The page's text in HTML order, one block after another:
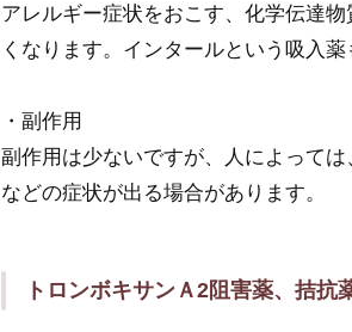
アレルギー症状をおこす、化学伝達
くなります。インタールという吸入薬
・副作用
副作用は少ないですが、人によって
などの症状が出る場合があります。
トロンボキサンＡ2阻害薬、拮抗